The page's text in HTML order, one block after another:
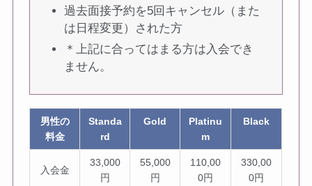
過去面接予約を5回キャンセル（また
は日程変更）された方
＊上記に合ってはまる方は入会でき
ません。
男性の
料金
Standa
rd
Gold
Platinu
m
Black
入会金
33,000
円
55,000
円
110,00
0円
330,00
0円